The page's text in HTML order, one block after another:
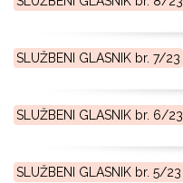
SLUŽBENI GLASNIK br. 7/23
SLUŽBENI GLASNIK br. 6/23
SLUŽBENI GLASNIK br. 5/23